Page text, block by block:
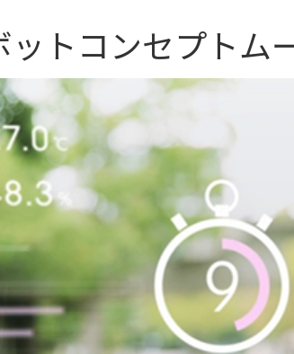
ットコンセプトム